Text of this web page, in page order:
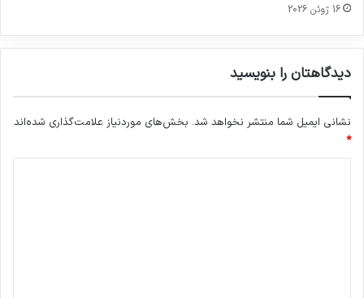
16 ژوئن 2026
دیدگاهتان را بنویسید
نشانی ایمیل شما منتشر نخواهد شد. بخش‌های موردنیاز علامت‌گذاری شده‌اند
*